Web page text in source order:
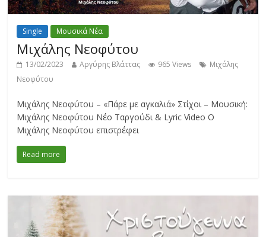
Single Μουσικά Νέα
Μιχάλης Νεοφύτου
13/02/2023 Αργύρης Βλάττας 965 Views
Μιχάλης
Νεοφύτου
Μιχάλης Νεοφύτου – «Πάρε με αγκαλιά» Στίχοι – Μουσική:
Μιχάλης Νεοφύτου Νέο Ταργούδι & Lyric Video Ο
Μιχάλης Νεοφύτου επιστρέφει
Read more